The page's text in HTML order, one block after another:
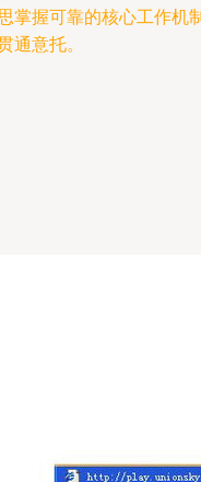
握可靠的核心工作机
通意托。